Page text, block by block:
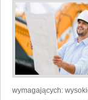
wymagających: